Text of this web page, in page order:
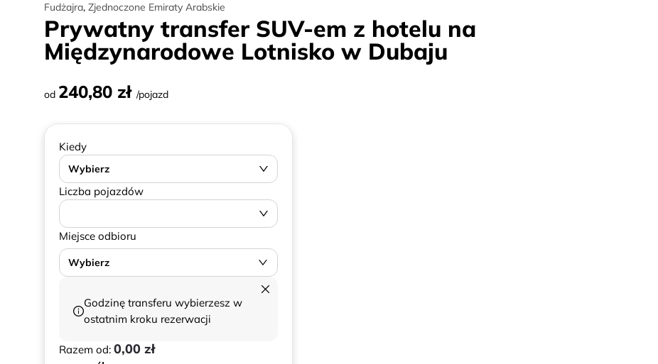
Fudżajra, Zjednoczone Emiraty Arabskie
Prywatny transfer SUV-em z hotelu na
Międzynarodowe Lotnisko w Dubaju
od 240,80 zł /pojazd
Kiedy
Wybierz
Liczba pojazdów
Miejsce odbioru
Wybierz
Godzinę transferu wybierzesz w
ostatnim kroku rezerwacji
Razem od: 0,00 zł